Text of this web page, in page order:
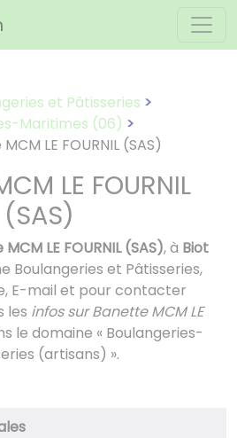
et Pâtisseries
Maritimes (06)
LE FOURNIL (SAS)
LE FOURNIL
(SAS)
LE FOURNIL (SAS), à Biot
Boulangeries et Pâtisseries,
E-mail et pour contacter
les infos sur Banette MCM LE
le domaine « Boulangeries-
(artisans) ».